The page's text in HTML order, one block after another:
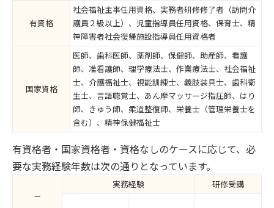
有資格
社会福祉主事任用資格、実務者研修修了者（訪問介
護員２級以上）、児童指導員任用資格、保育士、精
神障害者社会復帰施設指導員任用資格者
国家資格
医師、歯科医師、薬剤師、保健師、助産師、看護
師、准看護師、理学療法士、作業療法士、社会福祉
士、介護福祉士、視能訓練士、義肢装具士、歯科衛
生士、言語聴覚士、あん摩マッサージ指圧師、はり
師、きゅう師、柔道整復師、栄養士（管理栄養士を
含む）、精神保健福祉士
有資格者・国家資格者・資格なしのケースに応じて、必
要な実務経験年数は次の通りとなっています。
－
実務経験 研修受講